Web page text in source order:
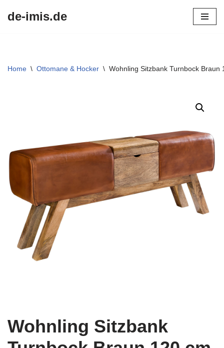
de-imis.de
Home \ Ottomane & Hocker \ Wohnling Sitzbank Turnbock
Wohnling Sitzbank